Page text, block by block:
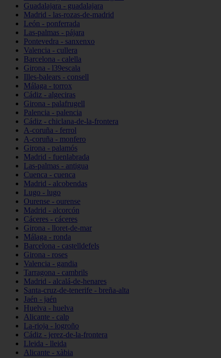
Guadalajara - guadalajara
Madrid - las-rozas-de-madrid
León - ponferrada
Las-palmas - pájara
Pontevedra - sanxenxo
Valencia - cullera
Barcelona - calella
Girona - l39escala
Illes-balears - consell
Málaga - torrox
Cádiz - algeciras
Girona - palafrugell
Palencia - palencia
Cádiz - chiclana-de-la-frontera
A-coruña - ferrol
A-coruña - monfero
Girona - palamós
Madrid - fuenlabrada
Las-palmas - antigua
Cuenca - cuenca
Madrid - alcobendas
Lugo - lugo
Ourense - ourense
Madrid - alcorcón
Cáceres - cáceres
Girona - lloret-de-mar
Málaga - ronda
Barcelona - castelldefels
Girona - roses
Valencia - gandia
Tarragona - cambrils
Madrid - alcalá-de-henares
Santa-cruz-de-tenerife - breña-alta
Jaén - jaén
Huelva - huelva
Alicante - calp
La-rioja - logroño
Cádiz - jerez-de-la-frontera
Lleida - lleida
Alicante - xàbia